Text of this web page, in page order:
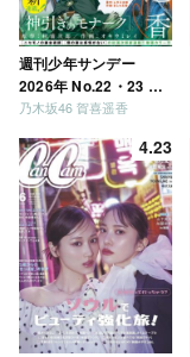
週刊少年サンデー
2026年 No.22・23 合
併号
乃木坂46 賀喜遥香
4.23